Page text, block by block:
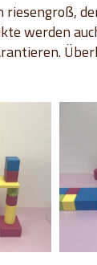
riesengroß,
werden